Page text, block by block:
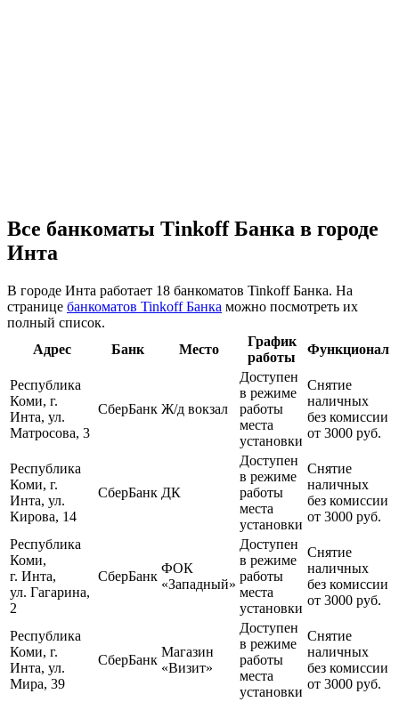
Все банкоматы Tinkoff Банка в городе
Инта
В городе Инта работает 18 банкоматов Tinkoff Банка. На
странице банкоматов Tinkoff Банка можно посмотреть их
полный список.
Адрес
Банк Место
График
работы
Функционал
Республика
Коми, г.
Инта, ул.
Матросова, 3
СберБанк Ж/д вокзал
Доступен
в режиме
работы
места
установки
Снятие
наличных
без комиссии
от 3000 руб.
Республика
Коми, г.
Инта, ул.
Кирова, 14
СберБанк ДК
Доступен
в режиме
работы
места
установки
Снятие
наличных
без комиссии
от 3000 руб.
Республика
Коми,
г. Инта,
ул. Гагарина,
2
СберБанк
ФОК
«Западный»
Доступен
в режиме
работы
места
установки
Снятие
наличных
без комиссии
от 3000 руб.
Республика
Коми, г.
Инта, ул.
Мира, 39
СберБанк
Магазин
«Визит»
Доступен
в режиме
работы
места
установки
Снятие
наличных
без комиссии
от 3000 руб.